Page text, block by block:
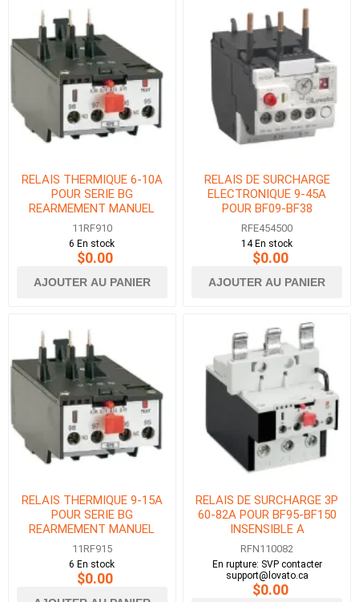
RELAIS THERMIQUE 6-10A
POUR SERIE BG
REARMEMENT MANUEL
11RF910
6 En stock
$0.00
AJOUTER AU PANIER
RELAIS DE SURCHARGE
ELECTRONIQUE 9-45A
POUR BF09-BF38
RFE454500
14 En stock
$0.00
AJOUTER AU PANIER
RELAIS THERMIQUE 9-15A
POUR SERIE BG
REARMEMENT MANUEL
11RF915
6 En stock
$0.00
RELAIS DE SURCHARGE 3P
60-82A POUR BF95-BF150
INSENSIBLE A
L&#39;ABSENCE DE PHASE
RFN110082
En rupture: SVP contacter
support@lovato.ca
$0.00